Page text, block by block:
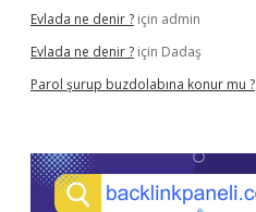
Evlada ne denir ? için admin
Evlada ne denir ? için Dadaş
Parol şurup buzdolabına konur mu ?